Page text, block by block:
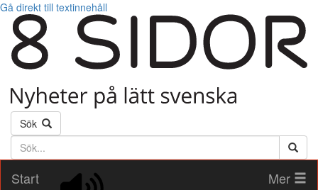
Gå direkt till textinnehåll
Sök
Söktext
Start
Mer